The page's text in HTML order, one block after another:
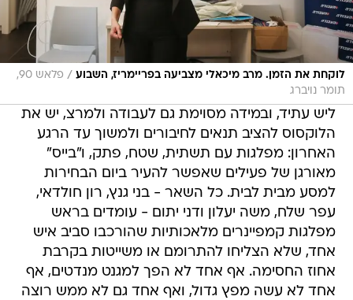
לוקחת את הזמן. מרב מיכאלי מצביעה בפריימריז, השבוע /
פלאש 90,
תומר נויברג
ליש עתיד, ובמידה מסוימת גם לעבודה ולמרצ, יש את
הלוקסוס להציב תנאים לחיבורים ולמשוך עד הרגע
האחרון: מפלגות עם תשתית, שטח, פתק, ו"בייס"
מאורגן של פעילים שאפשר להעיר ביום הבחירות
למסע מבית לבית. כל השאר - בני גנץ, רון חולדאי,
עפר שלח, משה יעלון ודני יתום - עומדים בראש
מפלגות קמפיינרים מלאכותיות שהורכבו סביב איש
אחד, שלא הצליחו להתרומם או משייטות בקרבת
אחוז החסימה. אף אחד לא הפך למגנט מנדטים, אף
אחד לא עשה מפץ גדול, ואף אחד גם לא ממש רוצה